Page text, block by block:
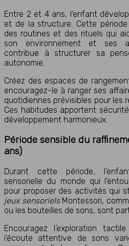
Entre 2 et 4 ans, l’enfant
et de la structure. Cette
des routines et des rituels qui
son environnement et ses
contribue à structurer sa
autonomie.
Créez des espaces de
encouragez-le à ranger ses
quotidiennes prévisibles pour les
Ces habitudes apportent
développement harmonieux.
Période sensible du
ans)
Durant cette période,
sensorielle du monde qui
pour proposer des activités qui
jeux sensoriels Montessori,
ou les bouteilles de sons, sont
Encouragez l’exploration
l’écoute attentive de sons